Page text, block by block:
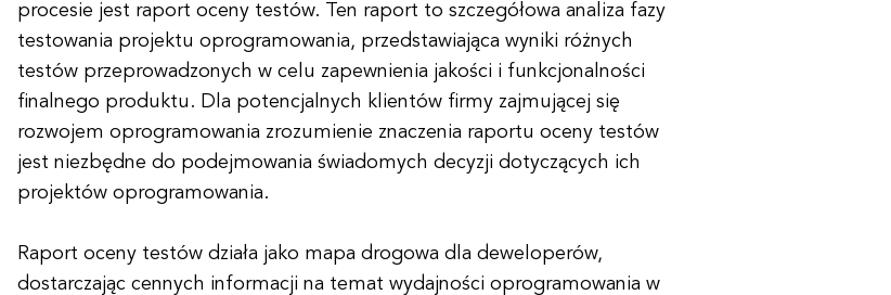
procesie jest raport oceny testów. Ten raport to szczegółowa analiza fazy
testowania projektu oprogramowania, przedstawiająca wyniki różnych
testów przeprowadzonych w celu zapewnienia jakości i funkcjonalności
finalnego produktu. Dla potencjalnych klientów firmy zajmującej się
rozwojem oprogramowania zrozumienie znaczenia raportu oceny testów
jest niezbędne do podejmowania świadomych decyzji dotyczących ich
projektów oprogramowania.
Raport oceny testów działa jako mapa drogowa dla deweloperów,
dostarczając cennych informacji na temat wydajności oprogramowania w